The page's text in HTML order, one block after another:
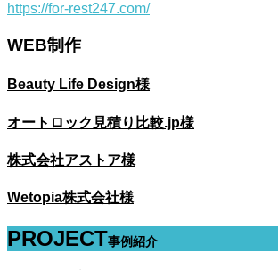
https://for-rest247.com/
WEB制作
Beauty Life Design様
オートロック見積り比較.jp様
株式会社アストア様
Wetopia株式会社様
PROJECT事例紹介